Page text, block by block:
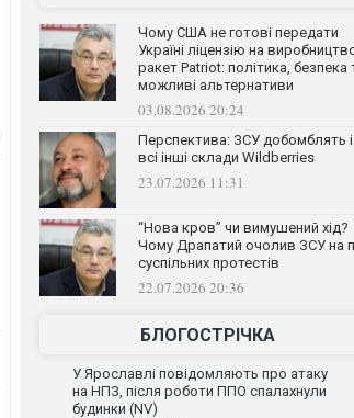
Чому США не готові передати
Україні ліцензію на
ракет Patriot: політика, безпека
можливі альтернативи
03.08.2026 20:24
Перспектива: ЗСУ добомблять і
всі інші склади Wildberries
23.07.2026 11:31
“Нова кров” чи вимушений хід?
Чому Драпатий очолив ЗСУ на
суспільних протестів
22.07.2026 20:36
БЛОГОСТРІЧКА
У Ярославлі повідомляють про атаку
на НПЗ, після роботи ППО спалахнули
будинки (NV)